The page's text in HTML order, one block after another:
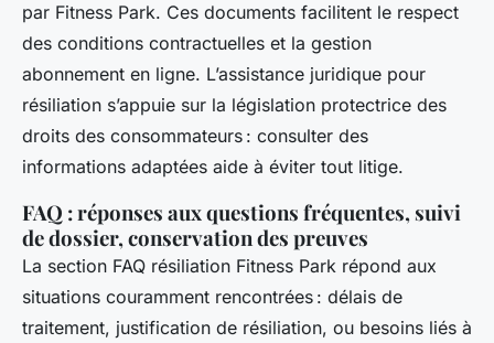
par Fitness Park. Ces documents facilitent le respect
des conditions contractuelles et la gestion
abonnement en ligne. L’assistance juridique pour
résiliation s’appuie sur la législation protectrice des
droits des consommateurs : consulter des
informations adaptées aide à éviter tout litige.
FAQ : réponses aux questions fréquentes, suivi
de dossier, conservation des preuves
La section FAQ résiliation Fitness Park répond aux
situations couramment rencontrées : délais de
traitement, justification de résiliation, ou besoins liés à